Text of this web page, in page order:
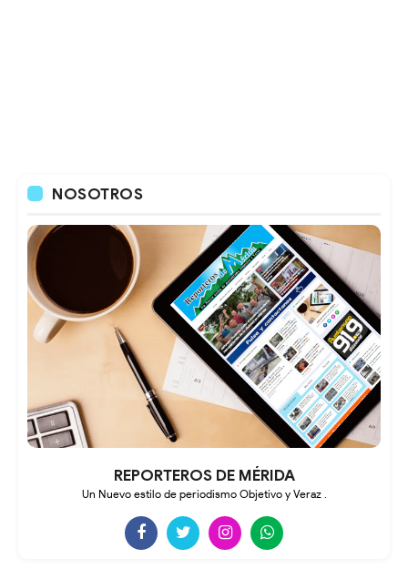
NOSOTROS
REPORTEROS DE MÉRIDA
Un Nuevo estilo de periodismo Objetivo y Veraz .